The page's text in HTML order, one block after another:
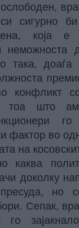
сигурно
која е
така, доаѓа
конфликт
тоа што
фактор во
на
каква
доколку
но
Сепак,
го